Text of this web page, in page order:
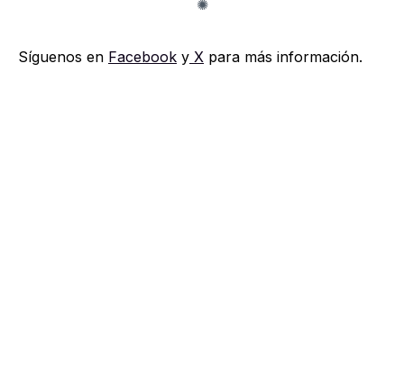
Síguenos en Facebook y X para más información.